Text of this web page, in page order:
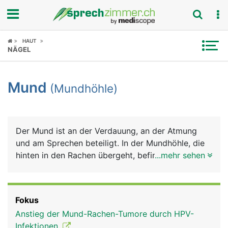
Fokus
Symptome
News
Rubriken
HAUT
NÄGEL
Mund (Mundhöhle)
Der Mund ist an der Verdauung, an der Atmung
und am Sprechen beteiligt. In der Mundhöhle, die
hinten in den Rachen übergeht, befinden sich die
Speicheldrüsen und Schleimzellen der
Mundschleimhaut ständig feucht gehalten. Den
...mehr sehen
Fokus
Anstieg der Mund-Rachen-Tumore durch HPV-
Infektionen